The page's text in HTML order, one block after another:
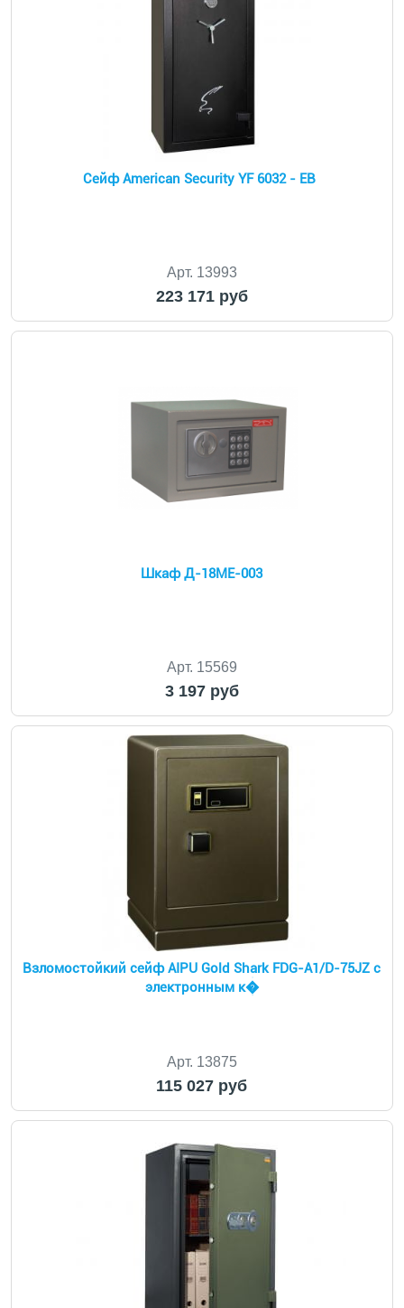
Сейф American Security YF 6032 - EB
Арт. 13993
223 171 руб
Шкаф Д-18МЕ-003
Арт. 15569
3 197 руб
Взломостойкий сейф AIPU Gold Shark FDG-A1/D-75JZ с
электронным к�
Арт. 13875
115 027 руб